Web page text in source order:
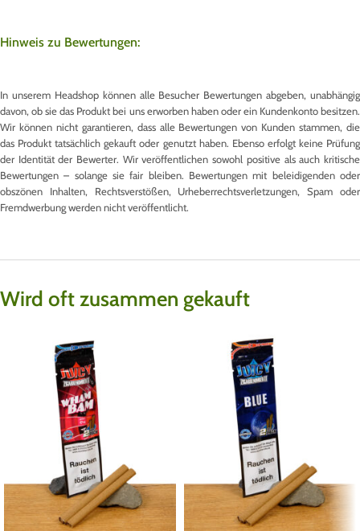
Hinweis zu Bewertungen:
In unserem Headshop können alle Besucher Bewertungen abgeben, unabhängig
davon, ob sie das Produkt bei uns erworben haben oder ein Kundenkonto besitzen.
Wir können nicht garantieren, dass alle Bewertungen von Kunden stammen, die
das Produkt tatsächlich gekauft oder genutzt haben. Ebenso erfolgt keine Prüfung
der Identität der Bewerter. Wir veröffentlichen sowohl positive als auch kritische
Bewertungen – solange sie fair bleiben. Bewertungen mit beleidigenden oder
obszönen Inhalten, Rechtsverstößen, Urheberrechtsverletzungen, Spam oder
Fremdwerbung werden nicht veröffentlicht.
Wird oft zusammen gekauft